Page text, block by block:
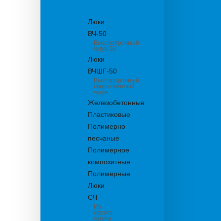
Люки
ВЧ-50
Высокопрочный
чугун 50
Люки
ВЧШГ-50
Высокопрочный
сверхтяжелый
чугун
Железобетонные
Пластиковые
Полимерно
песчаные
Полимерное
композитные
Полимерные
Люки
СЧ
Из
серого
чугуна